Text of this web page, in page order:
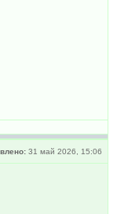
31 май 2026, 15:06